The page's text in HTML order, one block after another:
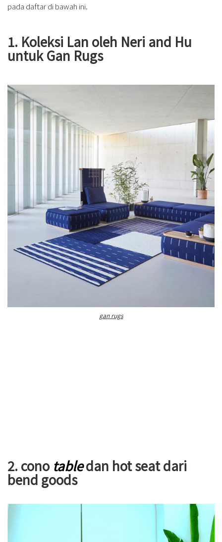
pada daftar di bawah ini.
1. Koleksi Lan oleh Neri and Hu
untuk Gan Rugs
gan rugs
2. cono tabledan hot seat dari
bend goods